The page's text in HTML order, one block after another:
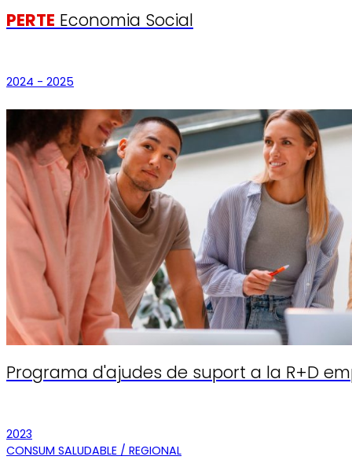
PERTE Economia Social
2024 - 2025
Programa d'ajudes de suport a la R+D
2023
CONSUM SALUDABLE / REGIONAL